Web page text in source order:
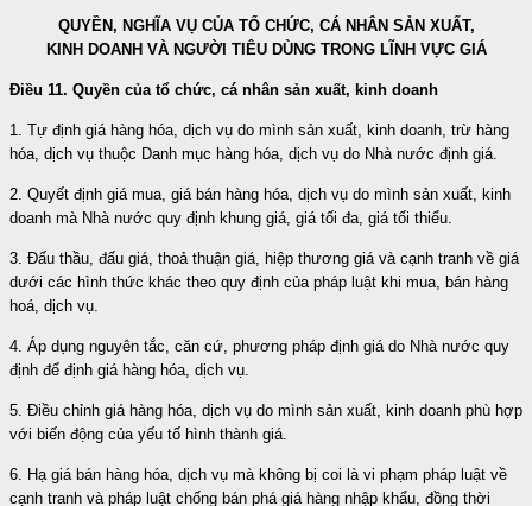
QUYỀN, NGHĨA VỤ CỦA TỔ CHỨC, CÁ NHÂN SẢN XUẤT,
KINH DOANH VÀ NGƯỜI TIÊU DÙNG TRONG LĨNH VỰC GIÁ
Điều 11. Quyền của tổ chức, cá nhân sản xuất, kinh doanh
1. Tự định giá hàng hóa, dịch vụ do mình sản xuất, kinh doanh, trừ hàng
hóa, dịch vụ thuộc Danh mục hàng hóa, dịch vụ do Nhà nước định giá.
2. Quyết định giá mua, giá bán hàng hóa, dịch vụ do mình sản xuất, kinh
doanh mà Nhà nước quy định khung giá, giá tối đa, giá tối thiểu.
3. Đấu thầu, đấu giá, thoả thuận giá, hiệp thương giá và cạnh tranh về giá
dưới các hình thức khác theo quy định của pháp luật khi mua, bán hàng
hoá, dịch vụ.
4. Áp dụng nguyên tắc, căn cứ, phương pháp định giá do Nhà nước quy
định để định giá hàng hóa, dịch vụ.
5. Điều chỉnh giá hàng hóa, dịch vụ do mình sản xuất, kinh doanh phù hợp
với biến động của yếu tố hình thành giá.
6. Hạ giá bán hàng hóa, dịch vụ mà không bị coi là vi phạm pháp luật về
cạnh tranh và pháp luật chống bán phá giá hàng nhập khẩu, đồng thời